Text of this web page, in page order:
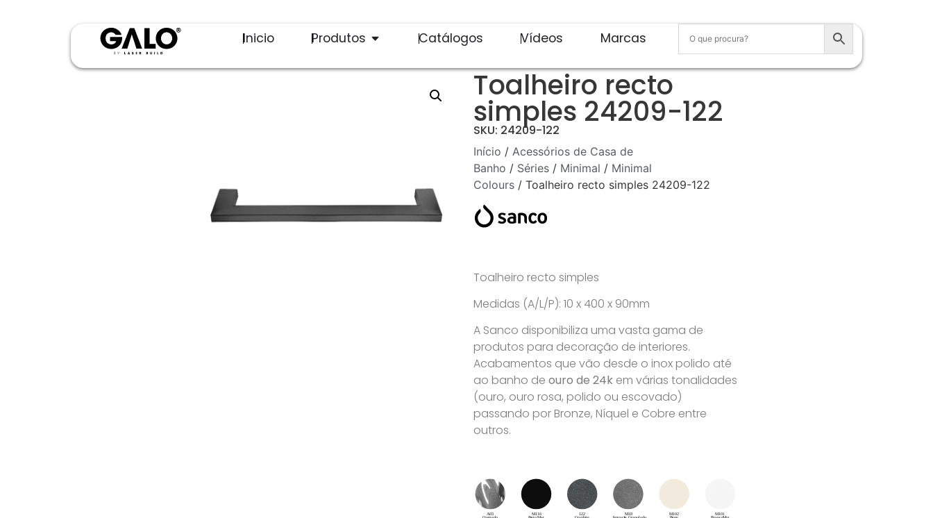
Inicio Produtos Catálogos Vídeos Marcas
Toalheiro recto
simples 24209-122
SKU: 24209-122
Início / Acessórios de Casa de
Banho / Séries/ Minimal / Minimal
Colours/ Toalheiro recto simples 24209-122
Toalheiro recto simples
Medidas (A/L/P): 10 x 400 x 90mm
A Sanco disponibiliza uma vasta gama de
produtos para decoração de interiores.
Acabamentos que vão desde o inox polido até
ao banho de ouro de 24kem várias tonalidades
(ouro, ouro rosa, polido ou escovado)
passando por Bronze, Níquel e Cobre entre
outros.